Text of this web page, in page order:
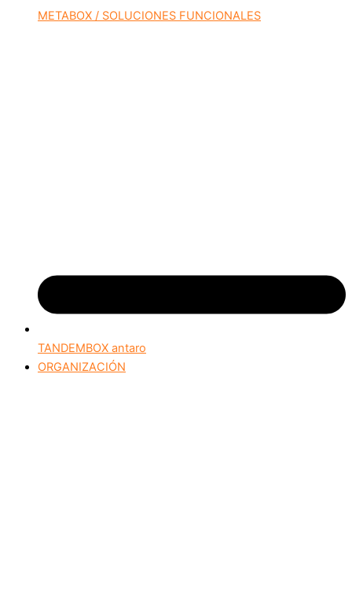
METABOX / SOLUCIONES FUNCIONALES
TANDEMBOX antaro
ORGANIZACIÓN